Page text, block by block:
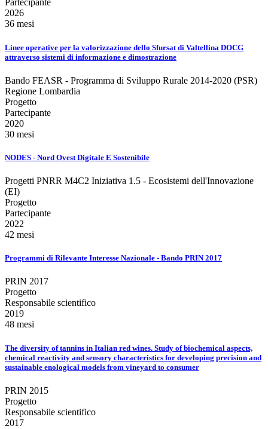
Partecipante
2026
36 mesi
Linee operative per la valorizzazione dello Sfursat di Valtellina DOCG
attraverso sistemi di informazione e dimostrazione
Bando FEASR - Programma di Sviluppo Rurale 2014-2020 (PSR)
Regione Lombardia
Progetto
Partecipante
2020
30 mesi
NODES - Nord Ovest Digitale E Sostenibile
Progetti PNRR M4C2 Iniziativa 1.5 - Ecosistemi dell'Innovazione
(EI)
Progetto
Partecipante
2022
42 mesi
Programmi di Rilevante Interesse Nazionale - Bando PRIN 2017
PRIN 2017
Progetto
Responsabile scientifico
2019
48 mesi
The diversity of tannins in Italian red wines. Study of biochemical aspects,
chemical reactivity and sensory characteristics for developing precision and
sustainable enological models from vineyard to consumer
PRIN 2015
Progetto
Responsabile scientifico
2017